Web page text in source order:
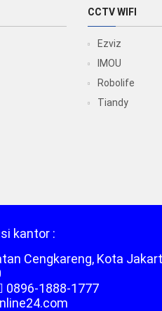
CCTV WIFI
Ezviz
IMOU
Robolife
Tiandy
kantor :
Cengkareng, Kota
0896-1888-1777